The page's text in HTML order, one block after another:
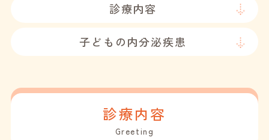
診療内容
子どもの内分泌疾患
診療内容
Greeting